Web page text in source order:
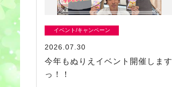
イベント/キャンペーン
2026.07.30
今年もぬりえイベント開催します
っ！！